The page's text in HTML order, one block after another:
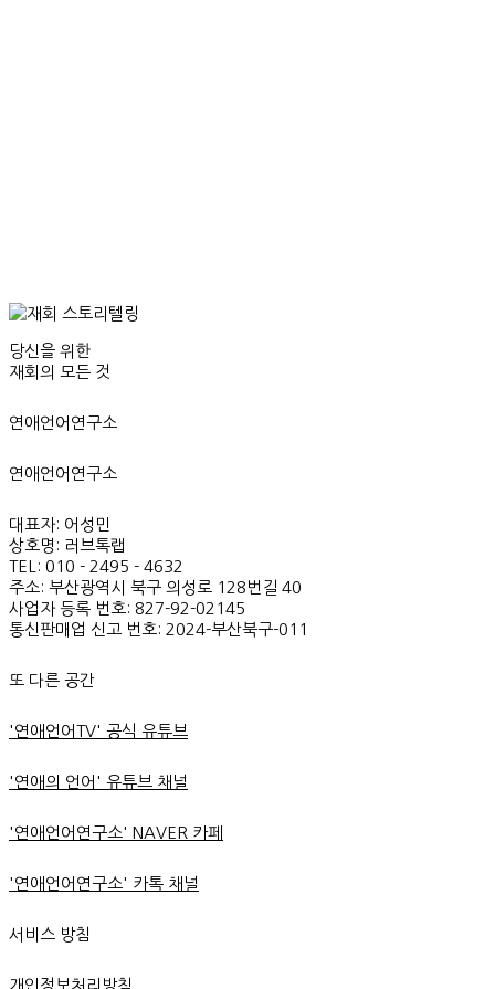
당신을 위한
재회의 모든 것
연애언어연구소
연애언어연구소
대표자: 어성민
상호명: 러브톡랩
TEL: 010 - 2495 - 4632
주소: 부산광역시 북구 의성로 128번길 40
사업자 등록 번호: 827-92-02145
통신판매업 신고 번호: 2024-부산북구-011
또 다른 공간
'연애언어TV' 공식 유튜브
'연애의 언어' 유튜브 채널
'연애언어연구소' NAVER 카페
'연애언어연구소' 카톡 채널
서비스 방침
개인정보처리방침